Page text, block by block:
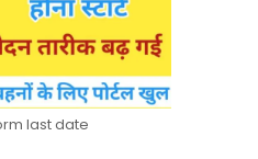
last date